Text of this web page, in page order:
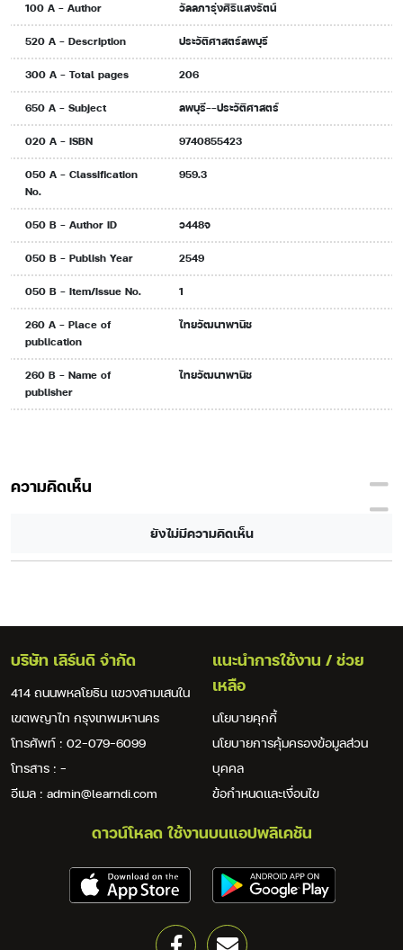
100 A - Author วัลลภารุ่งศิริแสงรัตน์
520 A - Description ประวัติศาสตร์ลพบุรี
300 A - Total pages 206
650 A - Subject ลพบุรี--ประวัติศาสตร์
020 A - ISBN 9740855423
050 A - Classification
No.
959.3
050 B - Author ID ว448จ
050 B - Publish Year 2549
050 B - Item/Issue No. 1
260 A - Place of
publication
ไทยวัฒนาพานิช
260 B - Name of
publisher
ไทยวัฒนาพานิช
ความคิดเห็น
ยังไม่มีความคิดเห็น
บริษัท เลิร์นดิ จำกัด
414 ถนนพหลโยธิน แขวงสามเสนใน
เขตพญาไท กรุงเทพมหานคร
โทรศัพท์ : 02-079-6099
โทรสาร : -
อีเมล : admin@learndi.com
แนะนำการใช้งาน / ช่วย
เหลือ
นโยบายคุกกี้
นโยบายการคุ้มครองข้อมูลส่วน
บุคคล
ข้อกำหนดและเงื่อนไข
ดาวน์โหลด ใช้งานบนแอปพลิเคชัน